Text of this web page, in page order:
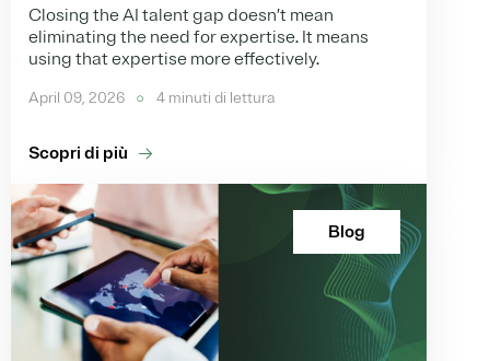
Closing the AI talent gap doesn’t mean
eliminating the need for expertise. It means
using that expertise more effectively.
April 09, 2026 4 minuti di lettura
Scopri di più
Blog